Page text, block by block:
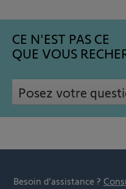
CE N'EST PAS CE
QUE VOUS
Posez votre
Besoin d’assistance ?